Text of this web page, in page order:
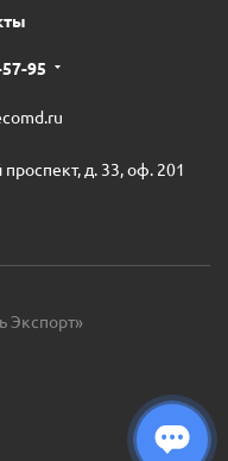
95
д. 33, оф. 201
Экспорт»